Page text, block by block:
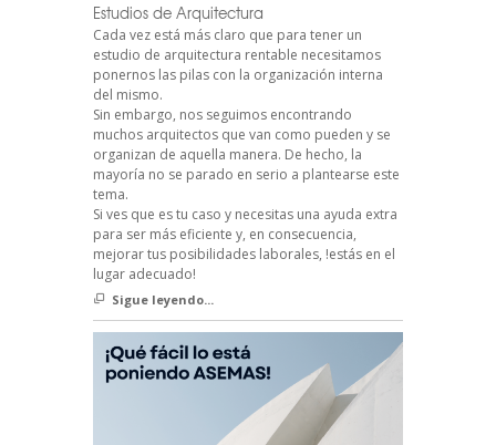
Estudios de Arquitectura
Cada vez está más claro que para tener un
estudio de arquitectura rentable necesitamos
ponernos las pilas con la organización interna
del mismo.
Sin embargo, nos seguimos encontrando
muchos arquitectos que van como pueden y se
organizan de aquella manera. De hecho, la
mayoría no se parado en serio a plantearse este
tema.
Si ves que es tu caso y necesitas una ayuda extra
para ser más eficiente y, en consecuencia,
mejorar tus posibilidades laborales, !estás en el
lugar adecuado!
Sigue leyendo...